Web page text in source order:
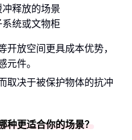
释放的场景
统或文物柜
开放空间更具成本优势，
元件。
取决于被保护物体的抗冲
种更适合你的场景？